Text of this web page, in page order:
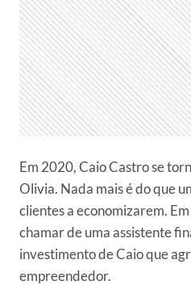
Em 2020, Caio Castro se
Olivia. Nada mais é do que
clientes a economizarem.
chamar de uma assistente
investimento de Caio que
empreendedor.